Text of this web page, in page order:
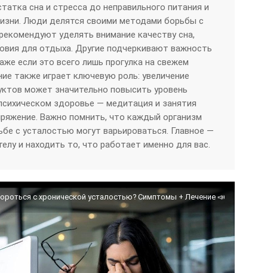
сна и стресса до неправильного питания и
Люди делятся своими методами борьбы с
уделять внимание качеству сна,
для отдыха. Другие подчеркивают важность
если это всего лишь прогулка на свежем
также играет ключевую роль: увеличение
может значительно повысить уровень
здоровье — медитация и занятия
Важно помнить, что каждый организм
с усталостью могут варьироваться. Главное —
и находить то, что работает именно для вас.
с хронической усталостью? Симптомы + Лечение 📣